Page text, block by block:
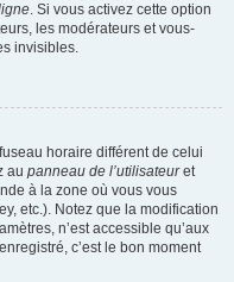
. Si vous activez cette option
les modérateurs et vous-
invisibles.
horaire différent de celui
au panneau de l’utilisateuret
à la zone où vous vous
etc.). Notez que la modification
n’est accessible qu’aux
c’est le bon moment